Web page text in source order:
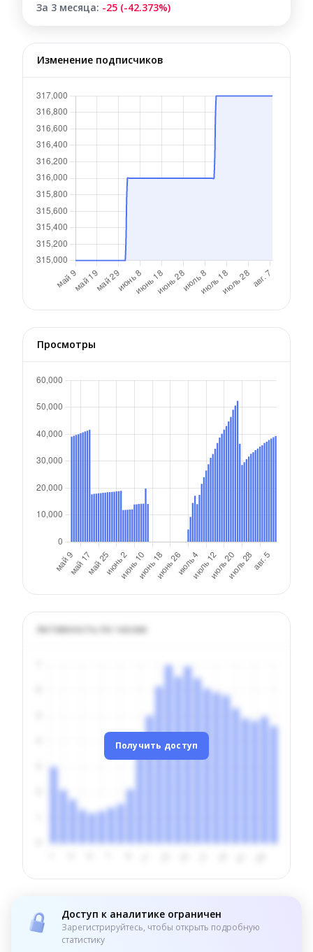
За 3 месяца: -25 (-42.373%)
Изменение подписчиков
Просмотры
Активность по часам
Получить доступ
Доступ к аналитике ограничен
Зарегистрируйтесь, чтобы открыть подробную
статистику